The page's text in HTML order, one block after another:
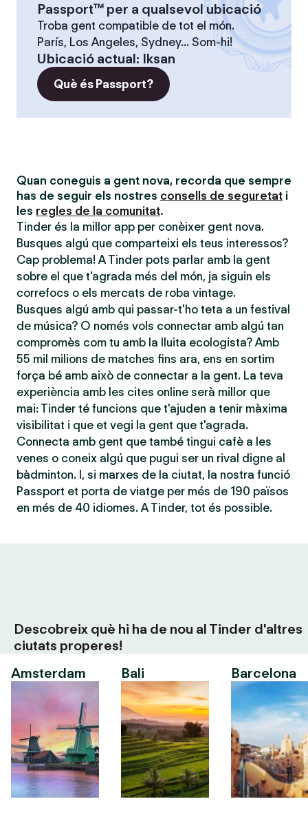
Passport™ per a qualsevol ubicació
Troba gent compatible de tot el món.
París, Los Angeles, Sydney... Som-hi!
Ubicació actual: Iksan
Què és Passport?
Quan coneguis a gent nova, recorda que sempre
has de seguir els nostres consells de seguretat i
les regles de la comunitat.
Tinder és la millor app per conèixer gent nova.
Busques algú que comparteixi els teus interessos?
Cap problema! A Tinder pots parlar amb la gent
sobre el que t'agrada més del món, ja siguin els
correfocs o els mercats de roba vintage.
Busques algú amb qui passar-t'ho teta a un festival
de música? O només vols connectar amb algú tan
compromès com tu amb la lluita ecologista? Amb
55 mil milions de matches fins ara, ens en sortim
força bé amb això de connectar a la gent. La teva
experiència amb les cites online serà millor que
mai: Tinder té funcions que t'ajuden a tenir màxima
visibilitat i que et vegi la gent que t'agrada.
Connecta amb gent que també tingui cafè a les
venes o coneix algú que pugui ser un rival digne al
bàdminton. I, si marxes de la ciutat, la nostra funció
Passport et porta de viatge per més de 190 països
en més de 40 idiomes. A Tinder, tot és possible.
Descobreix què hi ha de nou al Tinder d'altres
ciutats properes!
Amsterdam
Bali Barcelona